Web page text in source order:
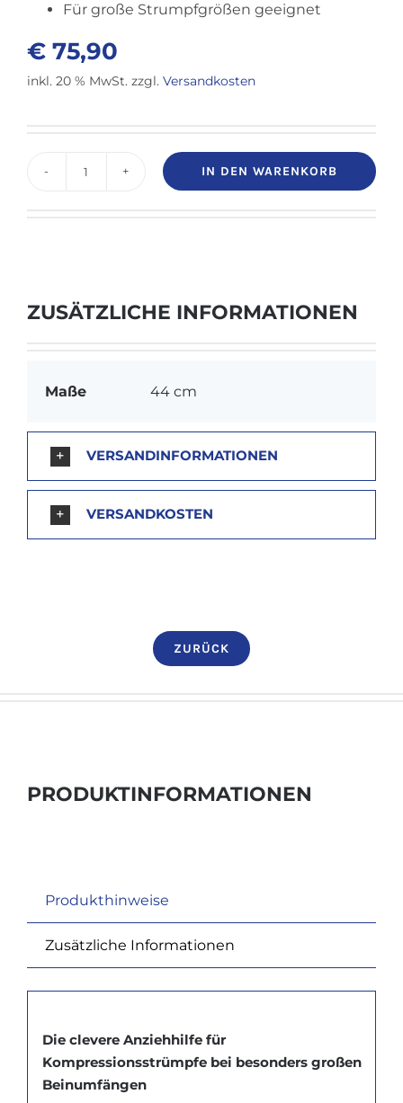
Für große Strumpfgrößen geeignet
€75,90
inkl. 20 % MwSt. zzgl. Versandkosten
Strumpfanziehhilfe
Strumpfgrößen
IN DEN WARENKORB
ZUSÄTZLICHE INFORMATIONEN
Maße 44 cm
VERSANDINFORMATIONEN
VERSANDKOSTEN
ZURÜCK
PRODUKTINFORMATIONEN
Produkthinweise
Zusätzliche Informationen
Die clevere Anziehhilfe für
Kompressionsstrümpfe bei besonders großen
Beinumfängen